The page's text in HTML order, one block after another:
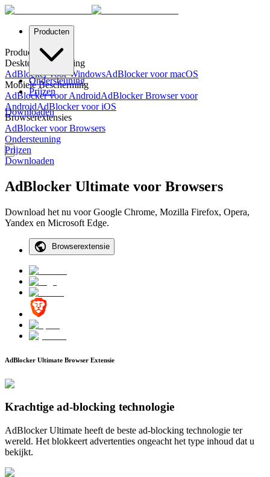
Producten
Ondersteuning
Prijzen
Downloaden
Producten
Desktopbescherming
AdBlocker voor WindowsAdBlocker voor macOS
Mobiele Bescherming
AdBlocker voor AndroidAdBlocker Browser voor
AndroidAdBlocker voor iOS
Browserextensies
AdBlocker voor Browsers
Ondersteuning
Prijzen
Downloaden
AdBlocker Ultimate voor Browsers
Download het nu voor Google Chrome, Mozilla Firefox, Opera,
Yandex en Microsoft Edge.
Browserextensie
AdBlocker Ultimate Browser Extensie
Krachtige ad-blocking technologie
AdBlocker Ultimate heeft de beste ad-blocking technologie ter
wereld. Het blokkeert advertenties ongeacht het type inhoud dat u
bekijkt.